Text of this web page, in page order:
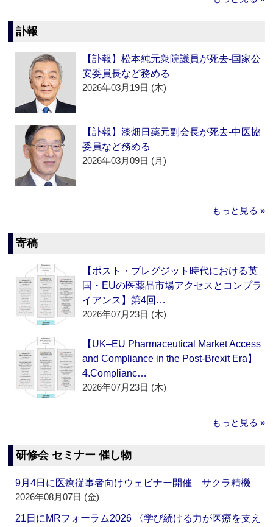
訃報
【訃報】松本純元衆院議員が死去‐国家公
安委員長など務める
2026年03月19日 (木)
【訃報】漆畑日薬元副会長が死去‐中医協
委員など務める
2026年03月09日 (月)
もっと見る »
寄稿
【ポスト・ブレグジット時代における英
国・EUの医薬品市場アクセスとコンプラ
イアンス】第4回…
2026年07月23日 (木)
【UK–EU Pharmaceutical Market Access
and Compliance in the Post-Brexit Era】
4.Complianc…
2026年07月23日 (木)
もっと見る »
研修会 セミナー 催し物
9月4日に医療従事者向けウェビナー開催 サクラ精機
2026年08月07日 (金)
21日にMRフォーラム2026 〈学び続ける力が医療を支え